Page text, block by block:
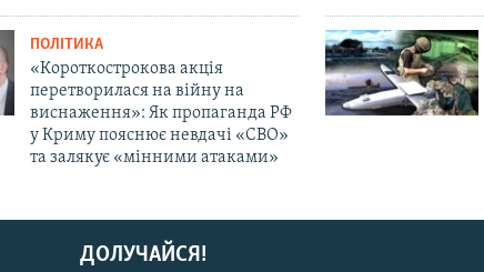
ПОЛІТИКА
«Короткострокова акція
перетворилася на війну на
виснаження»: Як пропаганда РФ
у Криму пояснює невдачі «СВО»
та залякує «мінними атаками»
ДОЛУЧАЙСЯ!